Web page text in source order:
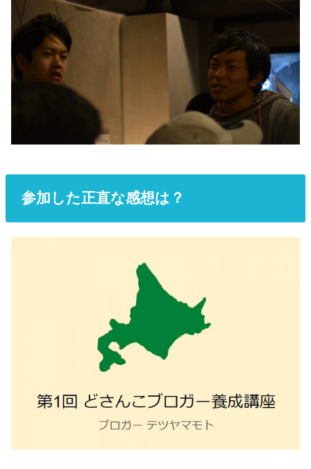
参加した正直な感想は？